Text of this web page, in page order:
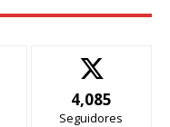
4,085
Seguidores